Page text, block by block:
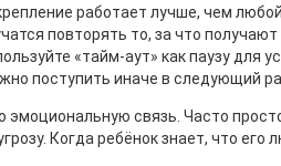
работает лучше, чем
повторять то, за что
«тайм‑аут» как паузу для
поступить иначе в следующий
эмоциональную связь. Часто
Когда ребёнок знает, что
РАННЕЕ